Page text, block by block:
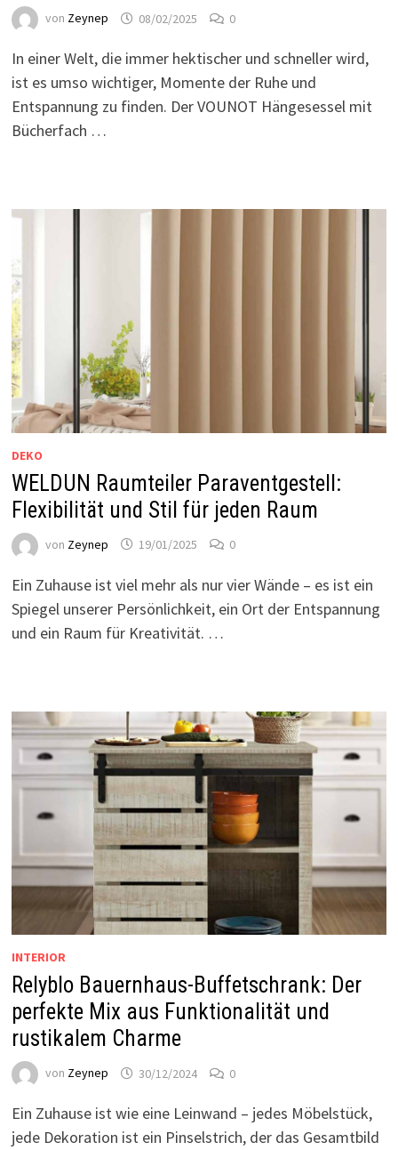
von Zeynep 08/02/2025 0
In einer Welt, die immer hektischer und schneller wird,
ist es umso wichtiger, Momente der Ruhe und
Entspannung zu finden. Der VOUNOT Hängesessel mit
Bücherfach …
DEKO
WELDUN Raumteiler Paraventgestell:
Flexibilität und Stil für jeden Raum
von Zeynep 19/01/2025 0
Ein Zuhause ist viel mehr als nur vier Wände – es ist ein
Spiegel unserer Persönlichkeit, ein Ort der Entspannung
und ein Raum für Kreativität. …
INTERIOR
Relyblo Bauernhaus-Buffetschrank: Der
perfekte Mix aus Funktionalität und
rustikalem Charme
von Zeynep 30/12/2024 0
Ein Zuhause ist wie eine Leinwand – jedes Möbelstück,
jede Dekoration ist ein Pinselstrich, der das Gesamtbild